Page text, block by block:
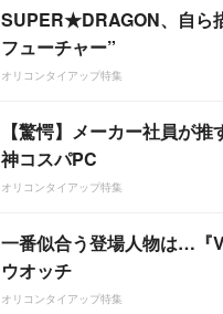
SUPER★DRAGON、自ら
フューチャー”
オリコンタイアップ特集
【驚愕】メーカー社員が推
神コスパPC
オリコンタイアップ特集
一番似合う登場人物は…『
ウオッチ
オリコンタイアップ特集